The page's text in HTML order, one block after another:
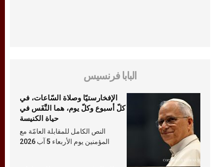
البابا فرنسيس
الإفخارستيّا وصلاة السّاعات، في
كلّ أسبوع وكلّ يوم، هما النَّفَس في
حياة الكنيسة
النص الكامل للمقابلة العامّة مع
المؤمنين يوم الأربعاء 5 آب 2026